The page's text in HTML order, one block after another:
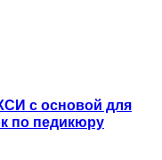
с основой для
по педикюру